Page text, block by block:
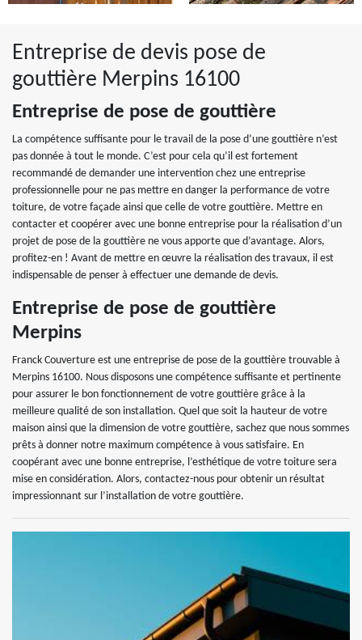
Entreprise de devis pose de
gouttière Merpins 16100
Entreprise de pose de gouttière
La compétence suffisante pour le travail de la pose d’une gouttière n’est
pas donnée à tout le monde. C’est pour cela qu’il est fortement
recommandé de demander une intervention chez une entreprise
professionnelle pour ne pas mettre en danger la performance de votre
toiture, de votre façade ainsi que celle de votre gouttière. Mettre en
contacter et coopérer avec une bonne entreprise pour la réalisation d’un
projet de pose de la gouttière ne vous apporte que d’avantage. Alors,
profitez-en ! Avant de mettre en œuvre la réalisation des travaux, il est
indispensable de penser à effectuer une demande de devis.
Entreprise de pose de gouttière
Merpins
Franck Couverture est une entreprise de pose de la gouttière trouvable à
Merpins 16100. Nous disposons une compétence suffisante et pertinente
pour assurer le bon fonctionnement de votre gouttière grâce à la
meilleure qualité de son installation. Quel que soit la hauteur de votre
maison ainsi que la dimension de votre gouttière, sachez que nous sommes
prêts à donner notre maximum compétence à vous satisfaire. En
coopérant avec une bonne entreprise, l’esthétique de votre toiture sera
mise en considération. Alors, contactez-nous pour obtenir un résultat
impressionnant sur l’installation de votre gouttière.